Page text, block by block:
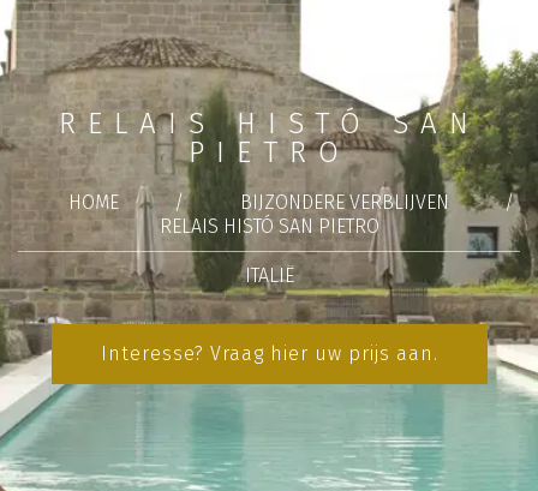
RELAIS HISTÓ SAN
PIETRO
HOME / BIJZONDERE VERBLIJVEN
/
RELAIS HISTÓ SAN PIETRO
ITALIË
Interesse? Vraag hier uw prijs aan.